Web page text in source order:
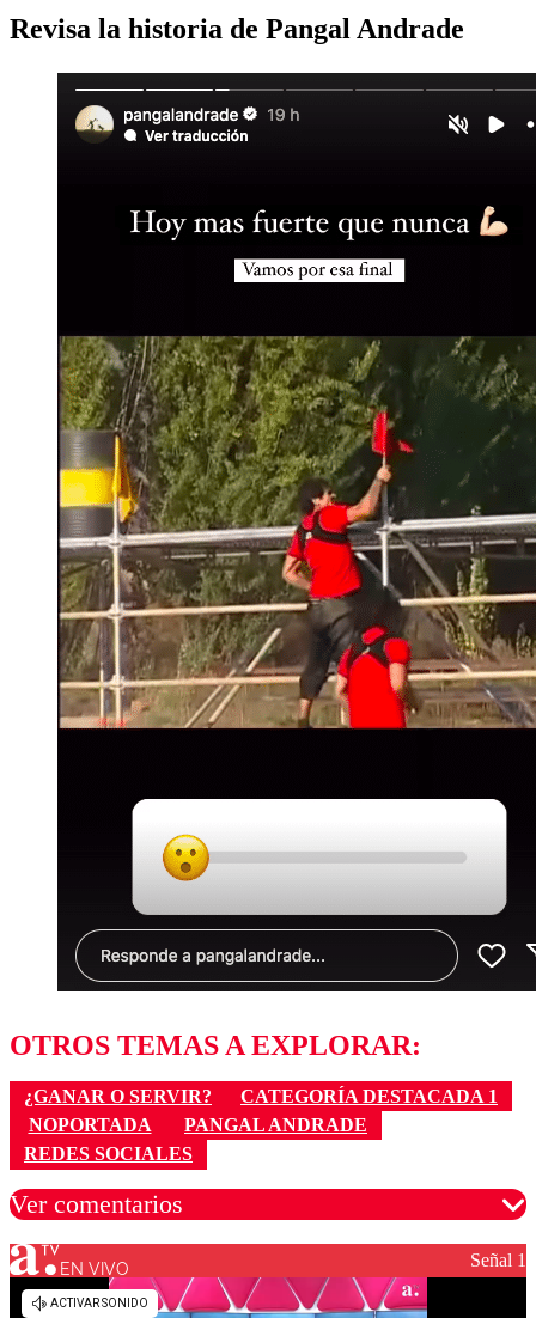
Revisa la historia de Pangal Andrade
OTROS TEMAS A EXPLORAR:
¿GANAR O SERVIR?
CATEGORÍA DESTACADA 1
NOPORTADA
PANGAL ANDRADE
REDES SOCIALES
Ver comentarios
Los comentarios son moderados para garantizar un
diálogo respetuoso.
EN VIVO Señal 1